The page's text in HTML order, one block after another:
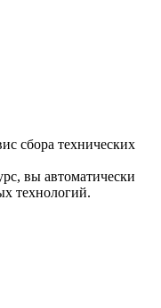
сбора технических
вы автоматически
технологий.